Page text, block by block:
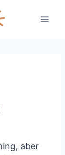
aber